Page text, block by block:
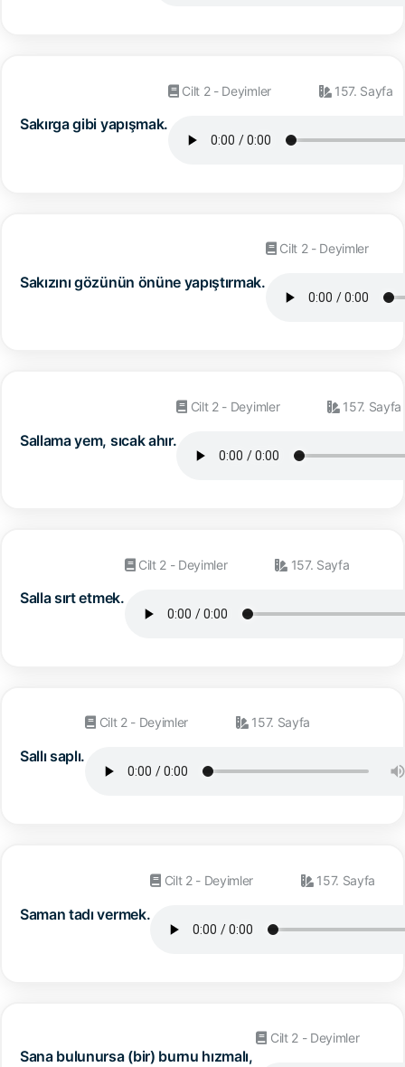
Sakırga gibi yapışmak.
Cilt 2 - Deyimler 157. Sayfa
Sakızını gözünün önüne yapıştırmak.
Cilt 2 - Deyimler
Sallama yem, sıcak ahır.
Cilt 2 - Deyimler 157. Sayfa
Salla sırt etmek.
Cilt 2 - Deyimler 157. Sayfa
Sallı saplı.
Cilt 2 - Deyimler 157. Sayfa
Saman tadı vermek.
Cilt 2 - Deyimler 157. Sayfa
Sana bulunursa (bir) burnu hızmalı,
Cilt 2 - Deyimler